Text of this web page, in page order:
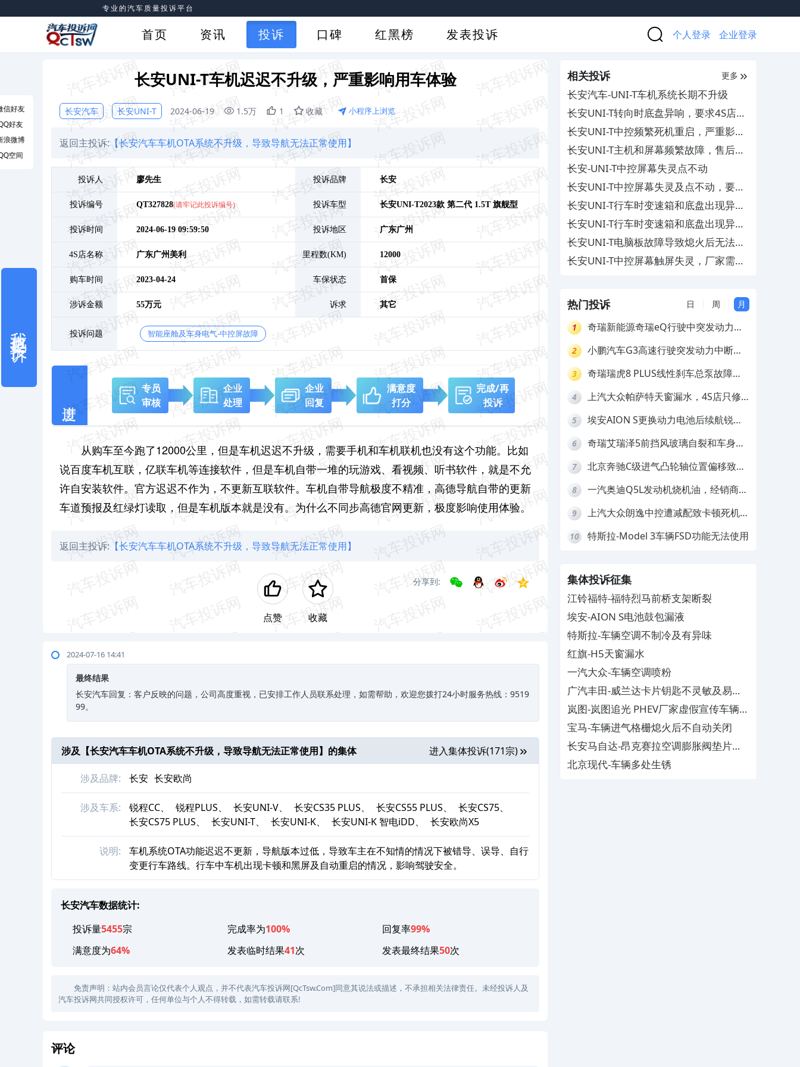
专业的汽车质量投诉平台
首页 资讯 投诉 口碑 红黑榜 发表投诉 个人登录 企业登录
长安UNI-T车机迟迟不升级，严重影响用车体验
长安汽车 长安UNI-T 2024-06-19 1.5万 1 收藏 小程序上浏览
返回主投诉: 【长安汽车车机OTA系统不升级，导致导航无法正常使用】
投诉人 廖先生 投诉品牌 长安
投诉编号 QT327828(请牢记此投诉编号) 投诉车型 长安UNI-T2023款 第二代 1.5T 旗舰型
投诉时间 2024-06-19 09:59:50 投诉地区 广东广州
4S店名称 广东广州美利 里程数(KM) 12000
购车时间 2023-04-24 车保状态 首保
涉诉金额 55万元 诉求 其它
投诉问题 智能座舱及车身电气-中控屏故障
专员
审核
企业
处理
企业
回复
满意度
打分
完成/再
投诉
从购车至今跑了12000公里，但是车机迟迟不升级，需要手机和车机联机也没有这个功能。比如
说百度车机互联，亿联车机等连接软件，但是车机自带一堆的玩游戏、看视频、听书软件，就是不允
许自安装软件。官方迟迟不作为，不更新互联软件。车机自带导航极度不精准，高德导航自带的更新
车道预报及红绿灯读取，但是车机版本就是没有。为什么不同步高德官网更新，极度影响使用体验。
返回主投诉: 【长安汽车车机OTA系统不升级，导致导航无法正常使用】
点赞 收藏
分享到:
2024-07-16 14:41
最终结果
长安汽车回复：客户反映的问题，公司高度重视，已安排工作人员联系处理，如需帮助，欢迎您拨打24小时服务热线：9519
99。
涉及【长安汽车车机OTA系统不升级，导致导航无法正常使用】的集体 进入集体投诉(171宗)
涉及品牌: 长安 长安欧尚
涉及车系: 锐程CC、 锐程PLUS、 长安UNI-V、 长安CS35 PLUS、 长安CS55 PLUS、
长安CS75、
长安CS75 PLUS、
长安UNI-T、 长安UNI-K、 长安UNI-K 智电iDD、 长安欧尚X5
说明:
车机系统OTA功能迟迟不更新，导航版本过低，导致车主在不知情的情况下被错导、误导、自行
变更行车路线。行车中车机出现卡顿和黑屏及自动重启的情况，影响驾驶安全。
长安汽车数据统计:
投诉量5455宗 完成率为100% 回复率99%
满意度为64% 发表临时结果41次 发表最终结果50次
免责声明：站内会员言论仅代表个人观点，并不代表汽车投诉网[QcTsw.Com]同意其说法或描述，不承担相关法律责任。未经投诉人及
汽车投诉网共同授权许可，任何单位与个人不得转载，如需转载请联系!
评论
相关投诉 更多
长安汽车-UNI-T车机系统长期不升级
长安UNI-T转向时底盘异响，要求4S店予
以维修
长安UNI-T中控频繁死机重启，严重影响
行车安全
长安UNI-T主机和屏幕频繁故障，售后已
多次维修但未见成效
长安-UNI-T中控屏幕失灵点不动
长安UNI-T中控屏幕失灵及点不动，要求
厂家重视并解决
长安UNI-T行车时变速箱和底盘出现异
响，4S店无法解决
长安UNI-T行车时变速箱和底盘出现异
响，4S店无法解决
长安UNI-T电脑板故障导致熄火后无法启
动和中控屏故障，要求4S店给予有效维
长安UNI-T中控屏幕触屏失灵，厂家需自
热门投诉 日 周 月
1
奇瑞新能源奇瑞eQ行驶中突发动力受
拒绝三电质保
2
小鹏汽车G3高速行驶突发动力中断，
3
奇瑞瑞虎8 PLUS线性刹车总泵故障，
4
上汽大众帕萨特天窗漏水，4S店只修
5
埃安AION S更换动力电池后续航锐
6
奇瑞艾瑞泽5前挡风玻璃自裂和车身多
7
北京奔驰C级进气凸轮轴位置偏移致发
8
一汽奥迪Q5L发动机烧机油，经销商推
9
上汽大众朗逸中控遭减配致卡顿死机，
10 特斯拉-Model 3车辆FSD功能无法使用
集体投诉征集
江铃福特-福特烈马前桥支架断裂
埃安-AION S电池鼓包漏液
特斯拉-车辆空调不制冷及有异味
红旗-H5天窗漏水
一汽大众-车辆空调喷粉
广汽丰田-威兰达卡片钥匙不灵敏及易消
磁
岚图-岚图追光 PHEV厂家虚假宣传车辆配
置与功能
宝马-车辆进气格栅熄火后不自动关闭
长安马自达-昂克赛拉空调膨胀阀垫片生
锈
北京现代-车辆多处生锈
信好友
好友
浪微博
空间